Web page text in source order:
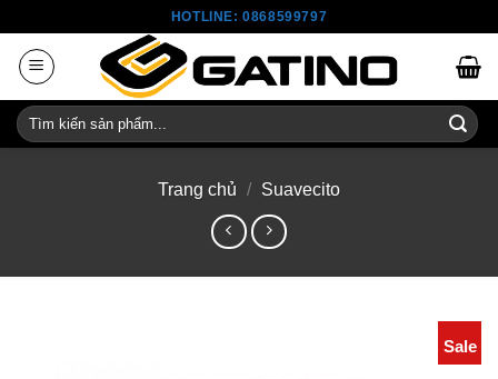
content
HOTLINE: 0868599797
Tìm
kiếm:
Trang chủ / Suavecito
Sale